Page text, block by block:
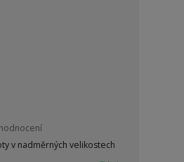
v nadměrných velikostech